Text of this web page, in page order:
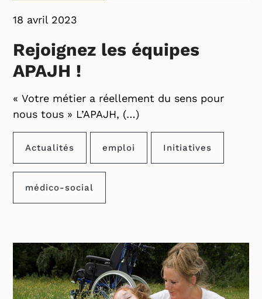
18 avril 2023
Rejoignez les équipes
APAJH !
« Votre métier a réellement du sens pour
nous tous » L’APAJH, (…)
Actualités emploi Initiatives
médico-social